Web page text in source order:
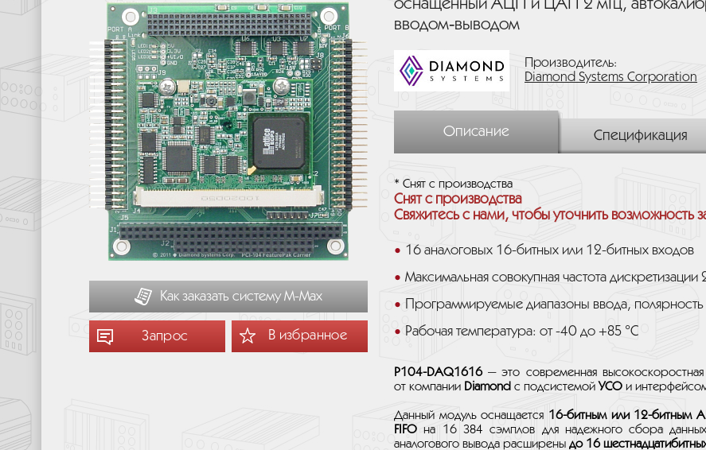
Как заказать систему М-Мах
Запрос В избранное
оснащенный АЦП и ЦАП 2 мГц,
вводом‑выводом
Производитель:
Diamond Systems Corporation
Описание Спецификация
* Снят с производства
Снят с производства
Свяжитесь с нами, чтобы уточнить возможность
16 аналоговых 16-битных или 12-битных входов
Максимальная совокупная частота дискретизации
Программируемые диапазоны ввода,
Рабочая температура: от -40 до +85 °C
P104-DAQ1616— это современная
от компании Diamond с подсистемой УСО и
Данный модуль оснащается 16-битным или 12-битным
FIFO на 16 384 сэмплов для надежного сбора
аналогового вывода расширены до 16